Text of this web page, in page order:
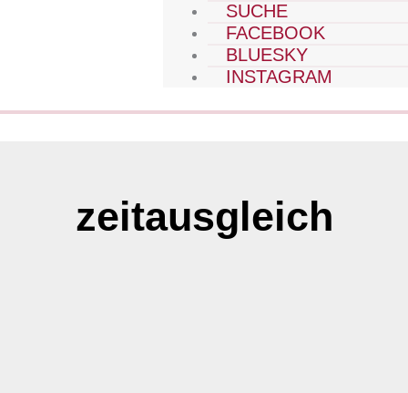
SUCHE
FACEBOOK
BLUESKY
INSTAGRAM
zeitausgleich